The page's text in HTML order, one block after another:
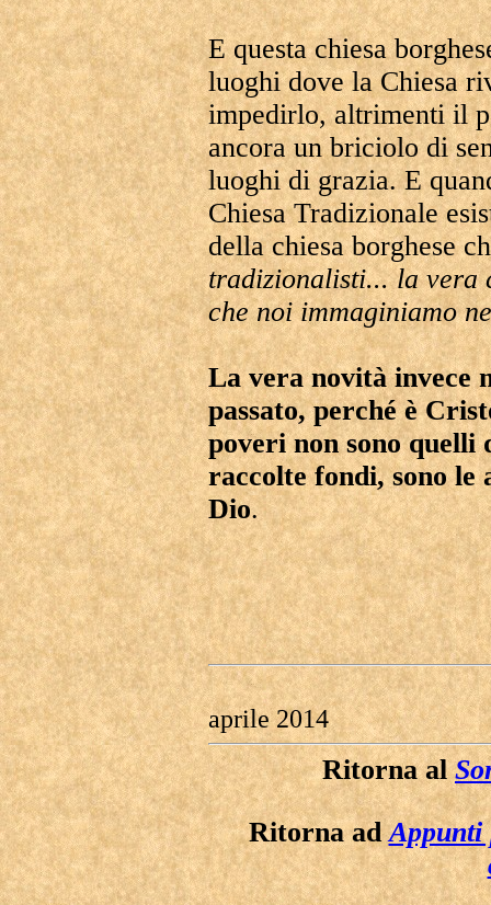
E questa chiesa
luoghi dove la Chiesa
impedirlo, altrimenti il
ancora un briciolo di
luoghi di grazia. E
Chiesa Tradizionale
della chiesa borghese
tradizionalisti... la vera
che noi immaginiamo
La vera novità invece
passato, perché è
poveri non sono quelli
raccolte fondi, sono le
Dio.
aprile 2014
Ritorna al
Ritorna adAppunti